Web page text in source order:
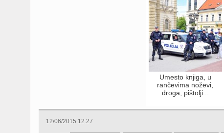
Umesto knjiga, u
rančevima noževi,
droga, pištolji...
12/06/2015 12:27